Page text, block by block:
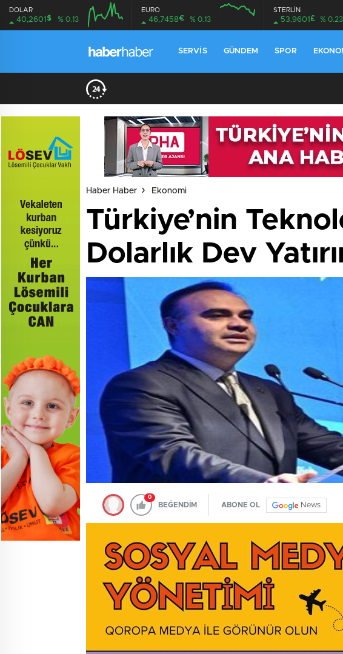
DOLAR
40,2601 $ % 0.13
EURO
46,7458€ % 0.13
STERLİN
53,9601 £ % 0.23
SERVIS GÜNDEM SPOR
Haber Haber Ekonomi
Türkiye’nin
Dolarlık Dev
0
BEĞENDİM ABONE OL News